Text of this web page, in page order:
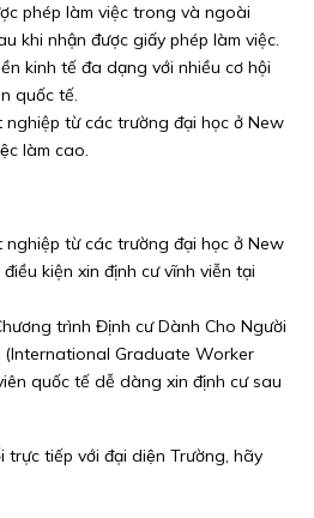
phép làm việc trong và ngoài
khi nhận được giấy phép làm việc.
kinh tế đa dạng với nhiều cơ hội
quốc tế.
nghiệp từ các trường đại học ở New
làm cao.
nghiệp từ các trường đại học ở New
kiện xin định cư vĩnh viễn tại
trình Định cư Dành Cho Người
(International Graduate Worker
quốc tế dễ dàng xin định cư sau
trực tiếp với đại diện Trường, hãy